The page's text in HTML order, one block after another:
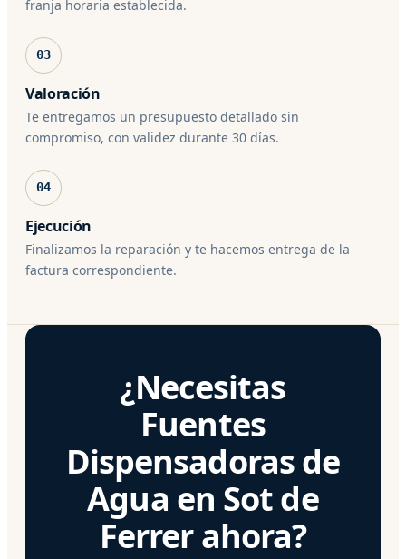
franja horaria establecida.
03
Valoración
Te entregamos un presupuesto detallado sin
compromiso, con validez durante 30 días.
04
Ejecución
Finalizamos la reparación y te hacemos entrega de la
factura correspondiente.
¿Necesitas
Fuentes
Dispensadoras de
Agua en Sot de
Ferrer ahora?